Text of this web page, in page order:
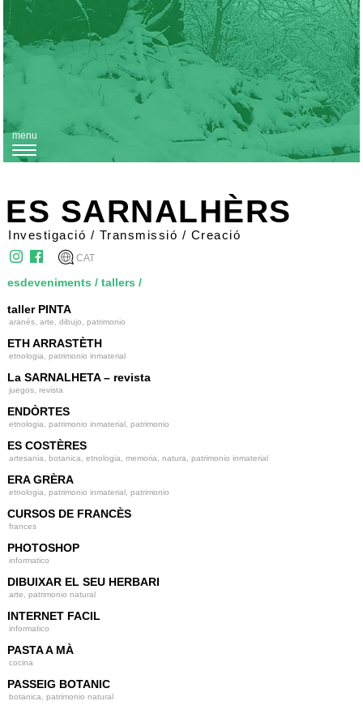
T
g
g
e
n
a
v
i
g
a
t
i
o
n
menu
ES SARNALHÈRS
Investigació / Transmissió / Creació
CAT
esdeveniments / tallers /
taller PINTA
aranés, arte, dibujo, patrimonio
ETH ARRASTÈTH
etnologia, patrimonio inmaterial
La SARNALHETA – revista
juegos, revista
ENDÒRTES
etnologia, patrimonio inmaterial, patrimonio
ES COSTÈRES
artesania, botanica, etnologia, memoria, natura, patrimonio inmaterial
ERA GRÈRA
etnologia, patrimonio inmaterial, patrimonio
CURSOS DE FRANCÈS
frances
PHOTOSHOP
informatico
DIBUIXAR EL SEU HERBARI
arte, patrimonio natural
INTERNET FACIL
informatico
PASTA A MÀ
cocina
PASSEIG BOTANIC
botanica, patrimonio natural